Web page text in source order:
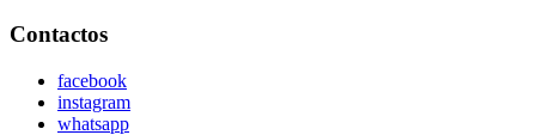
Contactos
facebook
instagram
whatsapp